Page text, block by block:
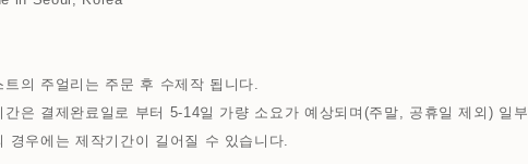
트의 주얼리는 주문 후 수제작 됩니다.
간은 결제완료일로 부터 5-14일 가량 소요가 예상되며(주말, 공휴일 제외) 일부
경우에는 제작기간이 길어질 수 있습니다.